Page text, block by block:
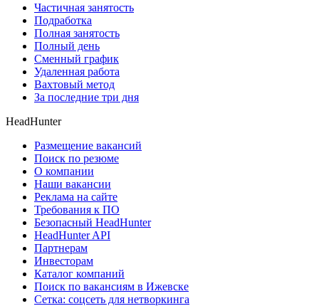
Частичная занятость
Подработка
Полная занятость
Полный день
Сменный график
Удаленная работа
Вахтовый метод
За последние три дня
HeadHunter
Размещение вакансий
Поиск по резюме
О компании
Наши вакансии
Реклама на сайте
Требования к ПО
Безопасный HeadHunter
HeadHunter API
Партнерам
Инвесторам
Каталог компаний
Поиск по вакансиям в Ижевске
Сетка: соцсеть для нетворкинга